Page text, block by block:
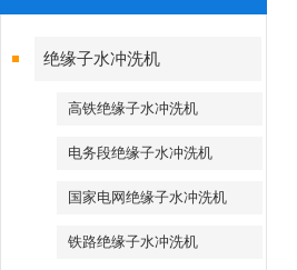
绝缘子水冲洗机
高铁绝缘子水冲洗机
电务段绝缘子水冲洗机
国家电网绝缘子水冲洗机
铁路绝缘子水冲洗机